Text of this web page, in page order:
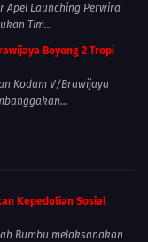
Apel Launching Perwira
Tim...
Boyong 2 Tropi
Kodam V/Brawijaya
Kepedulian Sosial
Bumbu melaksanakan